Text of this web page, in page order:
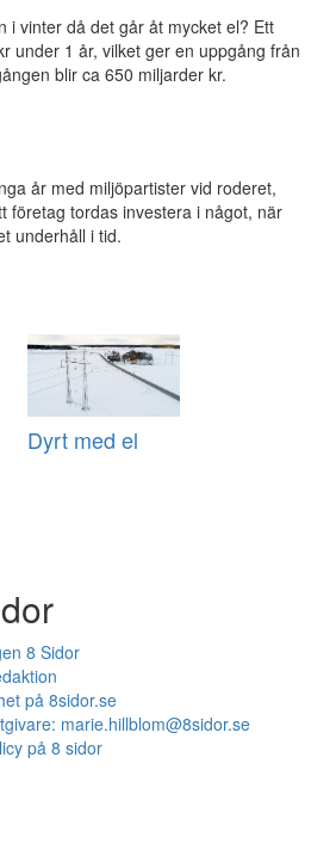
i vinter då det går åt mycket el? Ett
under 1 år, vilket ger en uppgång från
blir ca 650 miljarder kr.
år med miljöpartister vid roderet,
företag tordas investera i något, när
underhåll i tid.
Dyrt med el
8 Sidor
på 8sidor.se
marie.hillblom@8sidor.se
på 8 sidor